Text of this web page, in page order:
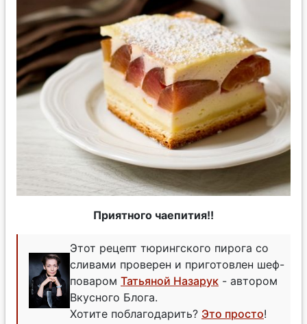
Приятного чаепития!!
Этот рецепт тюрингского пирога со
сливами проверен и приготовлен шеф-
поваром Татьяной Назарук - автором
Вкусного Блога.
Хотите поблагодарить? Это просто!